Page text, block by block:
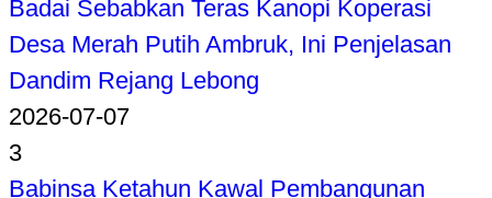
Badai Sebabkan Teras Kanopi Koperasi
Desa Merah Putih Ambruk, Ini Penjelasan
Dandim Rejang Lebong
2026-07-07
3
Babinsa Ketahun Kawal Pembangunan